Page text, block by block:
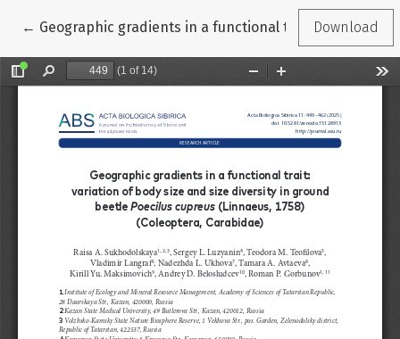
← Return to Article Details
Geographic gradients in a functional trait: variation of
Download